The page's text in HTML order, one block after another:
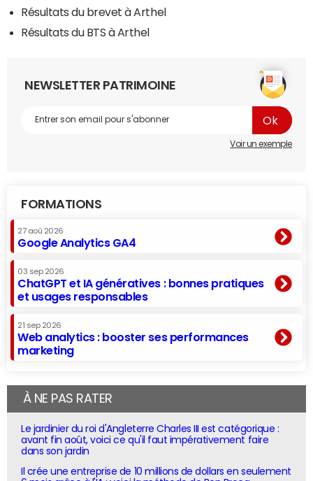
Résultats du brevet à Arthel
Résultats du BTS à Arthel
NEWSLETTER PATRIMOINE
Voir un exemple
FORMATIONS
27 aoû 2026
Google Analytics GA4
03 sep 2026
ChatGPT et IA génératives : bonnes pratiques
et usages responsables
21 sep 2026
Web analytics : booster ses performances
marketing
À NE PAS RATER
Le jardinier du roi d'Angleterre Charles III est catégorique :
avant fin août, voici ce qu'il faut impérativement faire
dans son jardin
Il crée une entreprise de 10 millions de dollars en seulement